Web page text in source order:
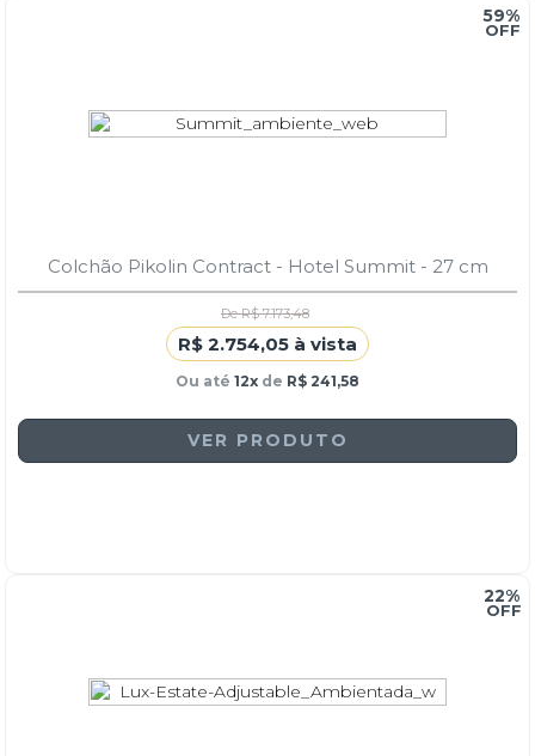
59%
Colchão Pikolin Contract - Hotel Summit - 27 cm
De R$ 7.173,48
R$ 2.754,05 à vista
Ou até 12x de R$ 241,58
VER PRODUTO
22%